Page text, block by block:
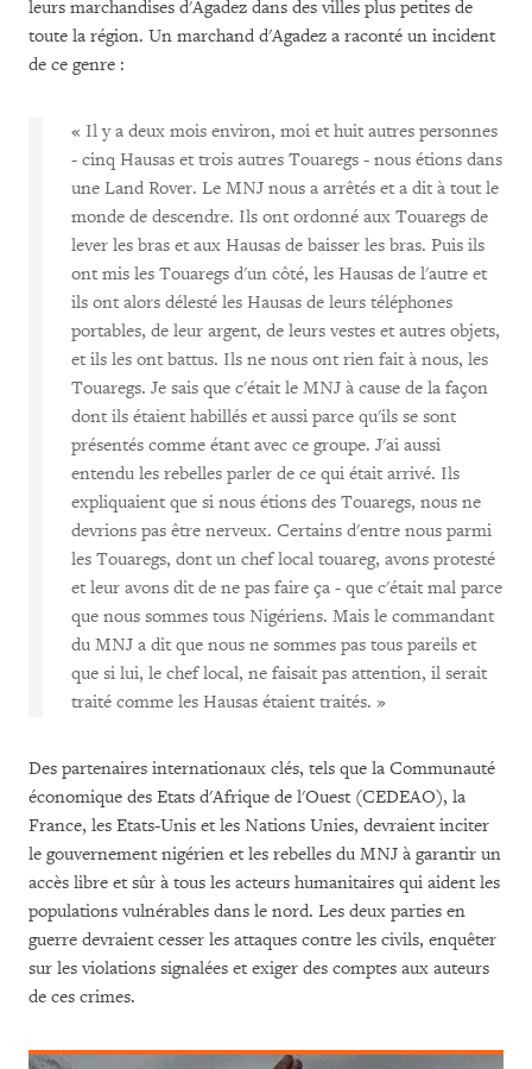
leurs marchandises d'Agadez dans des villes plus petites de
toute la région. Un marchand d'Agadez a raconté un incident
de ce genre :
« Il y a deux mois environ, moi et huit autres personnes
- cinq Hausas et trois autres Touaregs - nous étions dans
une Land Rover. Le MNJ nous a arrêtés et a dit à tout le
monde de descendre. Ils ont ordonné aux Touaregs de
lever les bras et aux Hausas de baisser les bras. Puis ils
ont mis les Touaregs d'un côté, les Hausas de l'autre et
ils ont alors délesté les Hausas de leurs téléphones
portables, de leur argent, de leurs vestes et autres objets,
et ils les ont battus. Ils ne nous ont rien fait à nous, les
Touaregs. Je sais que c'était le MNJ à cause de la façon
dont ils étaient habillés et aussi parce qu'ils se sont
présentés comme étant avec ce groupe. J'ai aussi
entendu les rebelles parler de ce qui était arrivé. Ils
expliquaient que si nous étions des Touaregs, nous ne
devrions pas être nerveux. Certains d'entre nous parmi
les Touaregs, dont un chef local touareg, avons protesté
et leur avons dit de ne pas faire ça - que c'était mal parce
que nous sommes tous Nigériens. Mais le commandant
du MNJ a dit que nous ne sommes pas tous pareils et
que si lui, le chef local, ne faisait pas attention, il serait
traité comme les Hausas étaient traités. »
Des partenaires internationaux clés, tels que la Communauté
économique des Etats d'Afrique de l'Ouest (CEDEAO), la
France, les Etats-Unis et les Nations Unies, devraient inciter
le gouvernement nigérien et les rebelles du MNJ à garantir un
accès libre et sûr à tous les acteurs humanitaires qui aident les
populations vulnérables dans le nord. Les deux parties en
guerre devraient cesser les attaques contre les civils, enquêter
sur les violations signalées et exiger des comptes aux auteurs
de ces crimes.